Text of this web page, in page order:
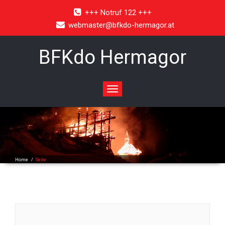
+++ Notruf 122 +++
webmaster@bfkdo-hermagor.at
BFKdo Hermagor
Toggle
navigation
Home / Seite